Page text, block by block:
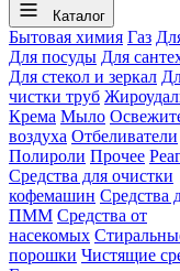
Каталог
Бытовая химия Газ
Для посуды Для
Для стекол и зеркал
чистки труб
Крема Мыло
воздуха Отбеливатели
Полироли Прочее
Средства для очистки
кофемашин Средства
ПММ Средства от
насекомых
порошки Чистящие